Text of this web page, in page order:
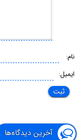
نام:
ایمیل:
آخرین دیدگاه‌ها